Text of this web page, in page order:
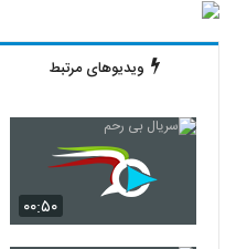
ویدیوهای مرتبط
۰۰:۵۰